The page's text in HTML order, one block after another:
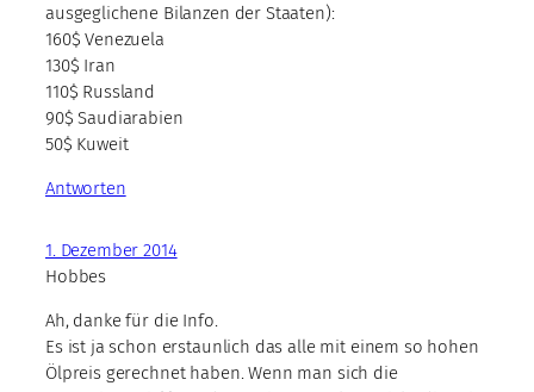
ausgeglichene Bilanzen der Staaten):
160$ Venezuela
130$ Iran
110$ Russland
90$ Saudiarabien
50$ Kuweit
Antworten
1. Dezember 2014
Hobbes
Ah, danke für die Info.
Es ist ja schon erstaunlich das alle mit einem so hohen
Ölpreis gerechnet haben. Wenn man sich die